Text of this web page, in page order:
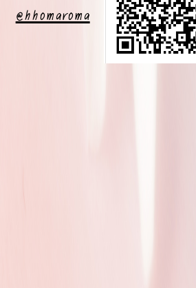
@hhomaroma